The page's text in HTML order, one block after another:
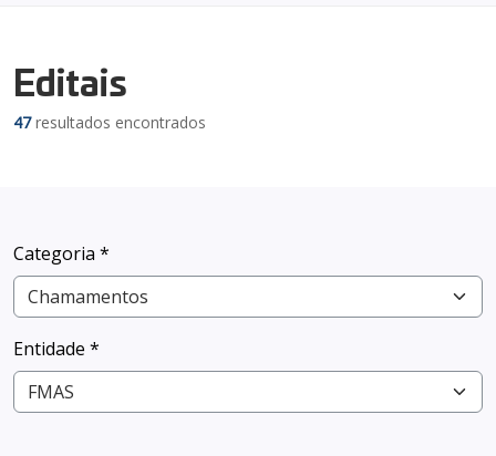
Editais
47resultados encontrados
Categoria *
Entidade *